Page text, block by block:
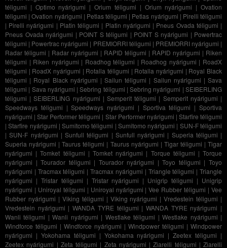
téligumi | Optimo nyárigumi |Orium téligumi | Orium nyárigumi |Ovation
téligumi |Ovation nyárigumi | Petlas téligumi | Petlas nyárigumi | Pirelli téligumi
| Pirelli nyárigumi | Platin téligumi | Platin nyárigumi | Pneus Ovada téligumi |
Pneus Ovada nyárigumi | POINT S téligumi | POINT S nyárigumi | Powertrac
téligumi | Powertrac nyárigumi | PREMIORRI téligumi | PREMIORRI nyárigumi |
Radar téligumi | Radar nyárigumi | RAPID téligumi | RAPID nyárigumi | Riken
téligumi | Riken nyárigumi | Roadhog téligumi | Roadhog nyárigumi | RoadX
téligumi | RoadX nyárigumi | Rotalla téligumi | Rotalla nyárigumi | Royal Black
téligumi | Royal Black nyárigumi |Sailun téligumi | Sailun nyárigumi |Sava
téligumi | Sava nyárigumi |Sebring téligumi |Sebring nyárigumi |SEIBERLING
téligumi |SEIBERLING nyárigumi |Semperit téligumi | Semperit nyárigumi |
Speedways téligumi |Speedways nyárigumi | Sportiva téligumi |Sportiva
nyárigumi |Star Performer téligumi | Star Performer nyárigumi | Starfire téligumi
|Starfire nyárigumi |Sumitomo téligumi | Sumitomo nyárigumi | SUN-F téligumi
|SUN-F nyárigumi | Sunfull téligumi | Sunfull nyárigumi | Superia téligumi |
Superia nyárigumi |Taurus téligumi | Taurus nyárigumi | Tigar téligumi |Tigar
nyárigumi |Tomket téligumi | Tomket nyárigumi | Torque téligumi |Torque
nyárigumi |Tourador téligumi | Tourador nyárigumi |Toyo téligumi |Toyo
nyárigumi | Tracmax téligumi |Tracmax nyárigumi | Triangle téligumi |Triangle
nyárigumi | Tristar téligumi | Tristar nyárigumi | Unigrip téligumi | Unigrip
nyárigumi | Uniroyal téligumi | Uniroyal nyárigumi |Vee Rubber téligumi |Vee
Rubber nyárigumi | Viking téligumi | Viking nyárigumi |Vredestein téligumi |
Vredestein nyárigumi |WANDA TYRE téligumi | WANDA TYRE nyárigumi |
Wanli téligumi |Wanli nyárigumi | Westlake téligumi |Westlake nyárigumi |
Windforce téligumi | Windforce nyárigumi | Windpower téligumi | Windpower
nyárigumi | Yokohama téligumi | Yokohama nyárigumi |Zeetex téligumi |
Zeetex nyárigumi | Zeta téligumi | Zeta nyárigumi |Ziarelli téligumi | Ziarelli